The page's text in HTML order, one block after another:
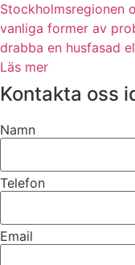
Stockholmsregionen
vanliga former av
drabba en husfasad
Läs mer
Kontakta oss
Namn
Telefon
Email